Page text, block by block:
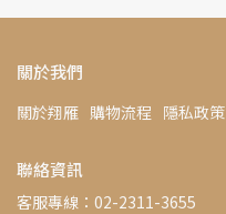
關於我們
關於翔雁 購物流程 隱私政策
聯絡資訊
客服專線：02-2311-3655